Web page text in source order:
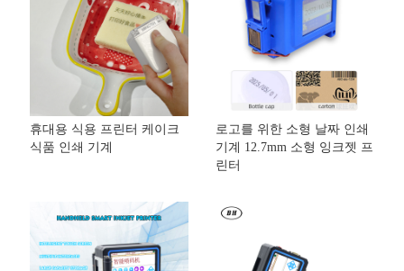
휴대용 식용 프린터 케이크
식품 인쇄 기계
로고를 위한 소형 날짜 인쇄
기계 12.7mm 소형 잉크젯 프
린터